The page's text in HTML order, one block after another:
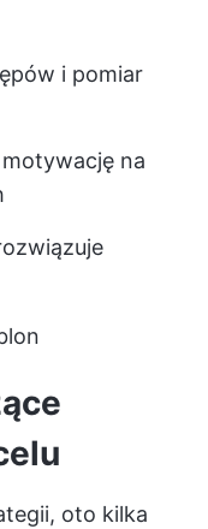
i pomiar
na
oto kilka